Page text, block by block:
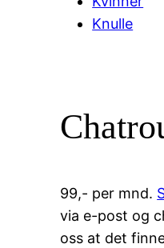
Knulle
99,- per mnd.
via e-post og
oss at det